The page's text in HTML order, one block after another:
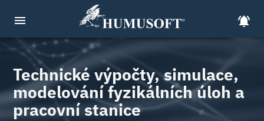
menu notifications_active
Technické výpočty, simulace,
modelování fyzikálních úloh a
pracovní stanice